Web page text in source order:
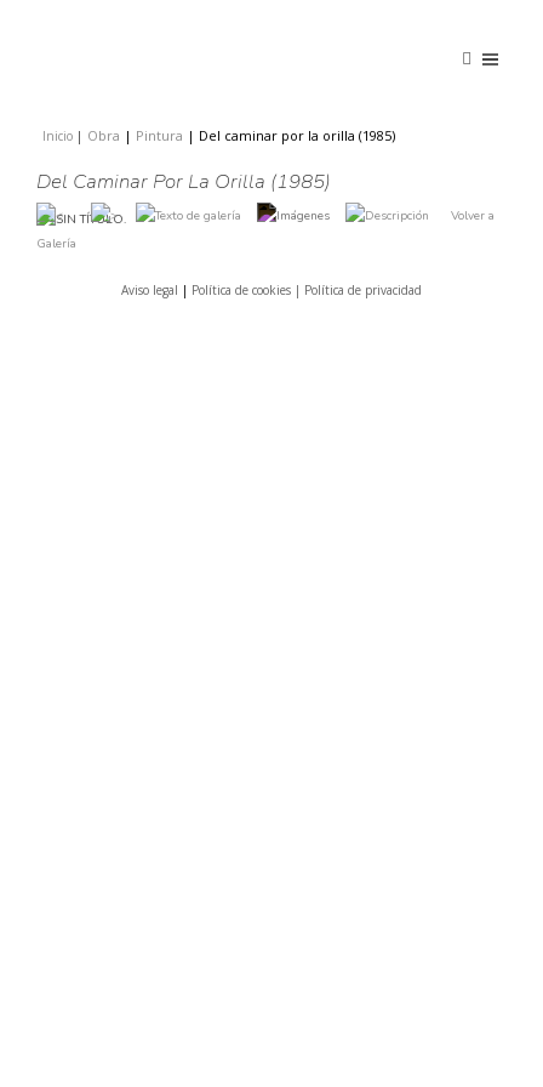
Inicio | Obra | Pintura | Del caminar por la orilla (1985)
Del Caminar Por La Orilla (1985)
Volver a
Galería
Aviso legal | Política de cookies | Política de privacidad